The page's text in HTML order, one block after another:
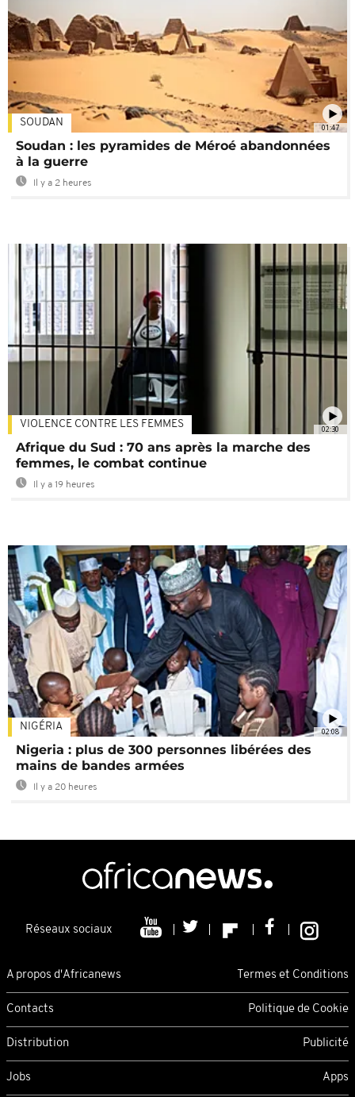
01:47
SOUDAN
Soudan : les pyramides de Méroé abandonnées
à la guerre
Il y a 2 heures
02:30
VIOLENCE CONTRE LES FEMMES
Afrique du Sud : 70 ans après la marche des
femmes, le combat continue
Il y a 19 heures
02:08
NIGÉRIA
Nigeria : plus de 300 personnes libérées des
mains de bandes armées
Il y a 20 heures
Réseaux sociaux
A propos d'Africanews Termes et Conditions
Contacts Politique de Cookie
Distribution Publicité
Jobs Apps